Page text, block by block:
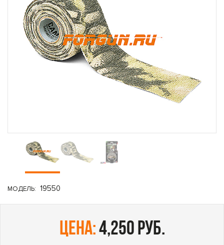
МОДЕЛЬ: 19550
цена:4,250 руб.